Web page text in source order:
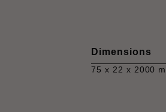
Dimensions
75 x 22 x 2000